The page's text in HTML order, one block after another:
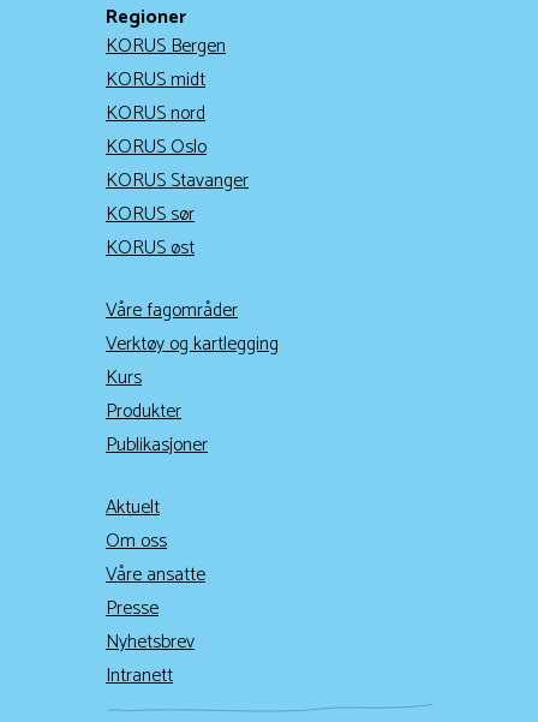
Regioner
KORUS Bergen
KORUS midt
KORUS nord
KORUS Oslo
KORUS Stavanger
KORUS sør
KORUS øst
Våre fagområder
Verktøy og kartlegging
Kurs
Produkter
Publikasjoner
Aktuelt
Om oss
Våre ansatte
Presse
Nyhetsbrev
Intranett